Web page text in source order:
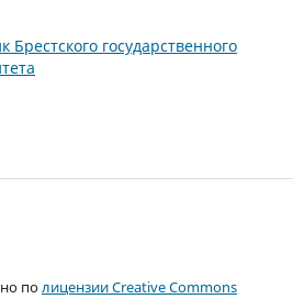
государственного
полицензии Creative Commons